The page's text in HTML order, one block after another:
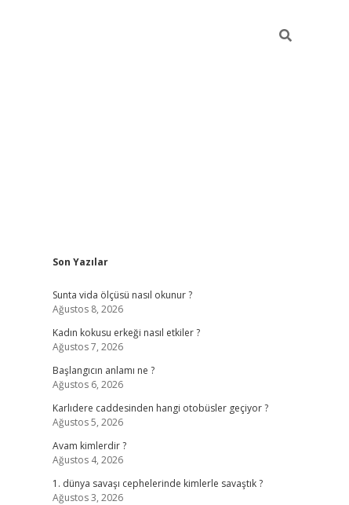
Sidebar
Son Yazılar
Sunta vida ölçüsü nasıl okunur ?
Ağustos 8, 2026
Kadın kokusu erkeği nasıl etkiler ?
Ağustos 7, 2026
Başlangıcın anlamı ne ?
Ağustos 6, 2026
Karlıdere caddesinden hangi otobüsler geçiyor ?
Ağustos 5, 2026
Avam kimlerdir ?
Ağustos 4, 2026
1. dünya savaşı cephelerinde kimlerle savaştık ?
Ağustos 3, 2026
betexper giriş